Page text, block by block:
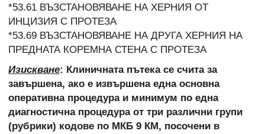
*53.61 ВЪЗСТАНОВЯВАНЕ НА ХЕРНИЯ ОТ
ИНЦИЗИЯ С ПРОТЕЗА
*53.69 ВЪЗСТАНОВЯВАНЕ НА ДРУГА ХЕРНИЯ НА
ПРЕДНАТА КОРЕМНА СТЕНА С ПРОТЕЗА
Изискване: Клиничната пътека се счита за
завършена, ако е извършена една основна
оперативна процедура и минимум по една
диагностична процедура от три различни групи
(рубрики) кодове по МКБ 9 КМ, посочени в